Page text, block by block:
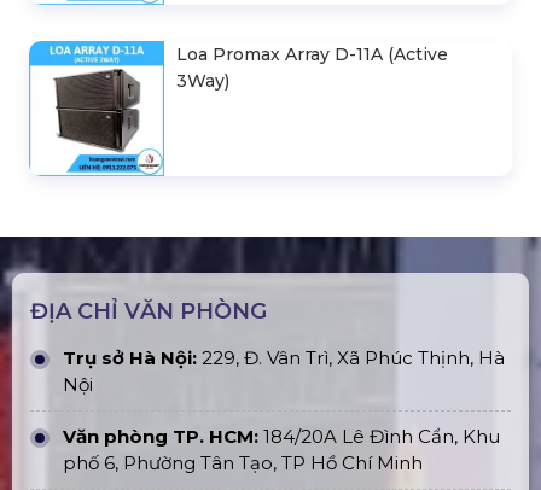
Loa Promax Array D-11A (Active
3Way)
ĐỊA CHỈ VĂN PHÒNG
Trụ sở Hà Nội: 229, Đ. Vân Trì, Xã Phúc Thịnh, Hà
Nội
Văn phòng TP. HCM: 184/20A Lê Đình Cẩn, Khu
phố 6, Phường Tân Tạo, TP Hồ Chí Minh